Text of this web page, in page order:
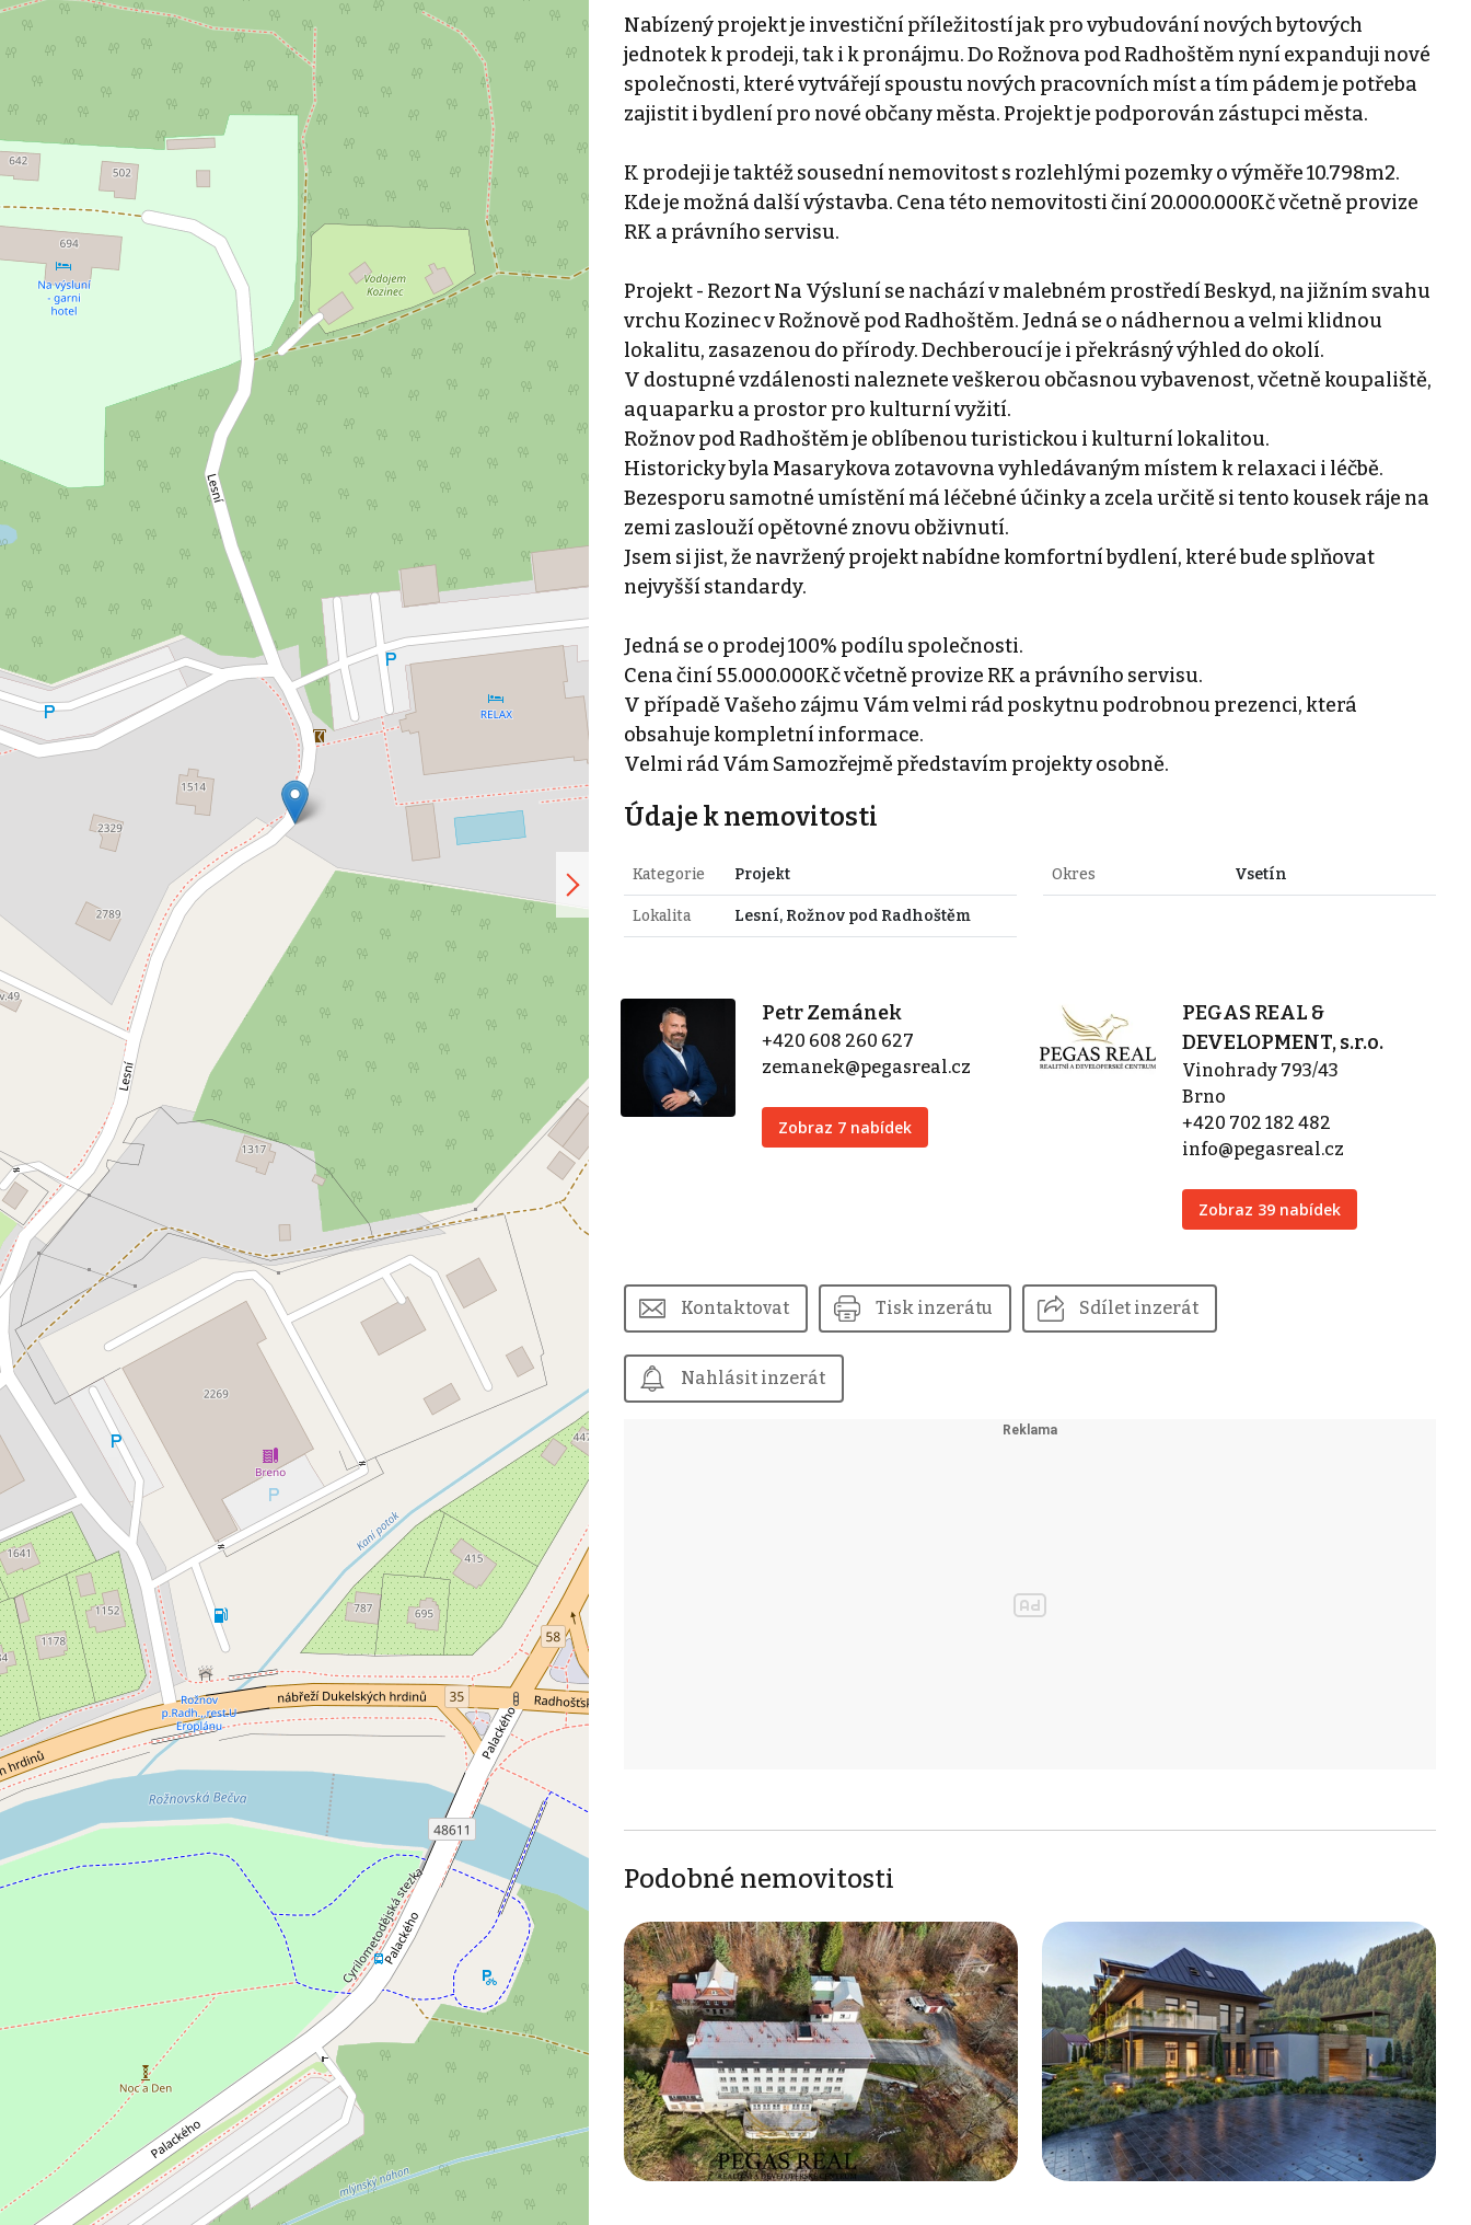
Nabízený projekt je investiční příležitostí jak pro vybudování nových bytových
jednotek k prodeji, tak i k pronájmu. Do Rožnova pod Radhoštěm nyní expanduji nové
společnosti, které vytvářejí spoustu nových pracovních míst a tím pádem je potřeba
zajistit i bydlení pro nové občany města. Projekt je podporován zástupci města.
K prodeji je taktéž sousední nemovitost s rozlehlými pozemky o výměře 10.798m2.
Kde je možná další výstavba. Cena této nemovitosti činí 20.000.000Kč včetně provize
RK a právního servisu.
Projekt - Rezort Na Výsluní se nachází v malebném prostředí Beskyd, na jižním svahu
vrchu Kozinec v Rožnově pod Radhoštěm. Jedná se o nádhernou a velmi klidnou
lokalitu, zasazenou do přírody. Dechberoucí je i překrásný výhled do okolí.
V dostupné vzdálenosti naleznete veškerou občasnou vybavenost, včetně koupaliště,
aquaparku a prostor pro kulturní vyžití.
Rožnov pod Radhoštěm je oblíbenou turistickou i kulturní lokalitou.
Historicky byla Masarykova zotavovna vyhledávaným místem k relaxaci i léčbě.
Bezesporu samotné umístění má léčebné účinky a zcela určitě si tento kousek ráje na
zemi zaslouží opětovné znovu obživnutí.
Jsem si jist, že navržený projekt nabídne komfortní bydlení, které bude splňovat
nejvyšší standardy.
Jedná se o prodej 100% podílu společnosti.
Cena činí 55.000.000Kč včetně provize RK a právního servisu.
V případě Vašeho zájmu Vám velmi rád poskytnu podrobnou prezenci, která
obsahuje kompletní informace.
Velmi rád Vám Samozřejmě představím projekty osobně.
Údaje k nemovitosti
Kategorie Projekt
Lokalita Lesní, Rožnov pod Radhoštěm
Okres Vsetín
Petr Zemánek
+420 608 260 627
zemanek@pegasreal.cz
Zobraz 7 nabídek
PEGAS REAL &
DEVELOPMENT, s.r.o.
Vinohrady 793/43
Brno
+420 702 182 482
info@pegasreal.cz
Zobraz 39 nabídek
Kontaktovat Tisk inzerátu Sdílet inzerát
Nahlásit inzerát
Podobné nemovitosti